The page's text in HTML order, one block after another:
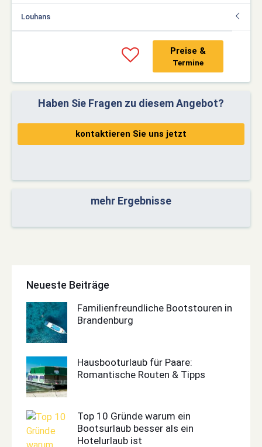
Louhans
Preise &
Termine
Haben Sie Fragen zu diesem Angebot?
kontaktieren Sie uns jetzt
mehr Ergebnisse
Neueste Beiträge
Familienfreundliche Bootstouren in
Brandenburg
Hausbooturlaub für Paare:
Romantische Routen & Tipps
Top 10 Gründe warum ein
Bootsurlaub besser als ein
Hotelurlaub ist